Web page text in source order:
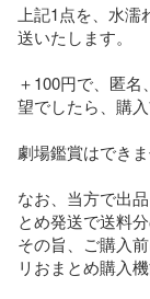
上記1点を、水
送いたします。
＋100円で、匿
望でしたら、購
劇場鑑賞はできま
なお、当方で出
とめ発送で送料
その旨、ご購入
リおまとめ購入